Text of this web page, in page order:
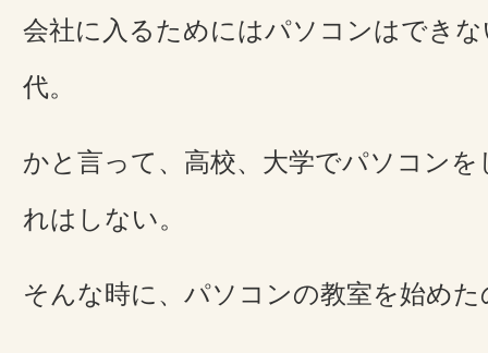
会社に入るためにはパソコンはでき
代。
かと言って、高校、大学でパソコン
れはしない。
そんな時に、パソコンの教室を始め